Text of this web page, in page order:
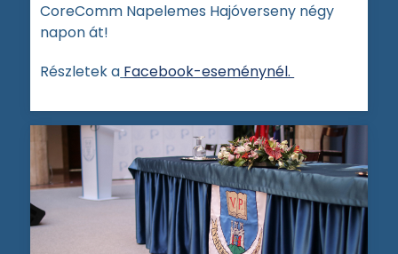
CoreComm Napelemes Hajóverseny négy
napon át!
Részletek a Facebook-eseménynél.